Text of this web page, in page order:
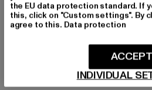
Hersteller: Zabou House |
Shelley Road, Ashton-on-Ribble |
GRÖSSE & PASSFORM
the EU data protection standard. If
this, click on "Custom settings". By
agree to this. Data protection
INDIVIDUAL
ACCEPT